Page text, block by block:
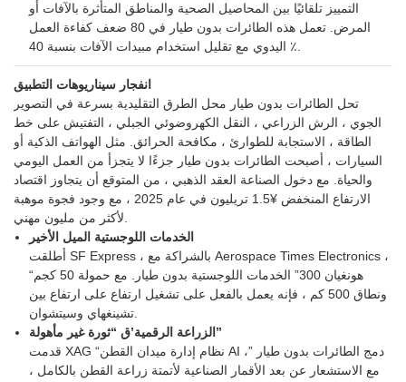
التمييز تلقائيًا بين المحاصيل الصحية والمناطق المتأثرة بالآفات أو
المرض. تعمل هذه الطائرات بدون طيار في 80 ضعف كفاءة العمل
اليدوي مع تقليل استخدام مبيدات الآفات بنسبة 40 ٪.
انفجار سيناريوهات التطبيق
تحل الطائرات بدون طيار محل الطرق التقليدية بسرعة في التصوير
الجوي ، الرش الزراعي ، النقل الكهروضوئي الجبلي ، التفتيش على خط
الطاقة ، الاستجابة للطوارئ ، مكافحة الحرائق. مثل الهواتف الذكية أو
السيارات ، أصبحت الطائرات بدون طيار جزءًا لا يتجزأ من العمل اليومي
والحياة. مع دخول الصناعة العقد الذهبي ، من المتوقع أن يتجاوز اقتصاد
الارتفاع المنخفض ¥1.5 تريليون في عام 2025 ، مع وجود فجوة موهبة
لأكثر من مليون مهني.
الخدمات اللوجستية الميل الأخير
أطلقت SF Express ، بالشراكة مع Aerospace Times Electronics ،
“هونغيان 300” الخدمات اللوجستية بدون طيار. مع حمولة 50 كجم
ونطاق 500 كم ، فإنه يعمل بالفعل على تشغيل ارتفاع على ارتفاع بين
تشينغهاي وسيتشوان.
الزراعة الرقمية’ق “ثورة غير مأهولة”
قدمت XAG “نظام إدارة ميدان القطن AI ،” دمج الطائرات بدون طيار
مع الاستشعار عن بعد الأقمار الصناعية لأتمتة زراعة القطن بالكامل ،